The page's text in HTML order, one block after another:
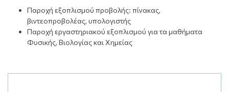
Παροχή εξοπλισμού προβολής: πίνακας,
βιντεοπροβολέας, υπολογιστής
Παροχή εργαστηριακού εξοπλισμού για τα μαθήματα
Φυσικής, Βιολογίας και Χημείας